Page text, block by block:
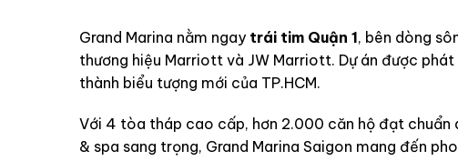
Grand Marina nằm ngay trái tim Quận 1, bên dòng
thương hiệu Marriott và JW Marriott. Dự án được
thành biểu tượng mới của TP.HCM.
Với 4 tòa tháp cao cấp, hơn 2.000 căn hộ đạt chuẩn
& spa sang trọng, Grand Marina Saigon mang đến